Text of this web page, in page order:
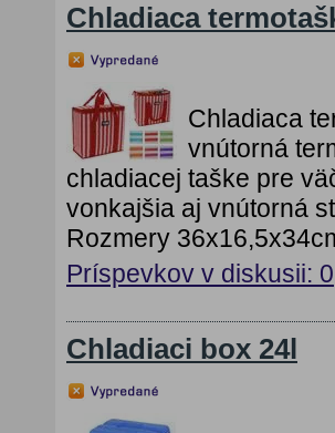
Chladiaca
Chladiaca
vnútorná
chladiacej taške pre
vonkajšia aj vnútorná
Rozmery
Príspevkov v diskusii: 0
Chladiaci box 24l